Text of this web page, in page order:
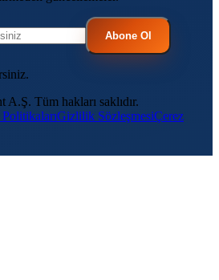
Abone Ol
Tüm hakları saklıdır.
Gizlilik SözleşmesiÇerez